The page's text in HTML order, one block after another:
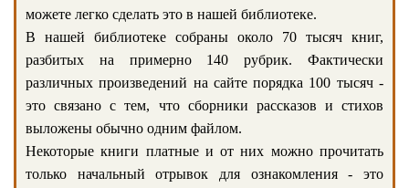
можете легко сделать это в нашей библиотеке.
В нашей библиотеке собраны около 70 тысяч книг,
разбитых на примерно 140 рубрик. Фактически
различных произведений на сайте порядка 100 тысяч -
это связано с тем, что сборники рассказов и стихов
выложены обычно одним файлом.
Некоторые книги платные и от них можно прочитать
только начальный отрывок для ознакомления - это